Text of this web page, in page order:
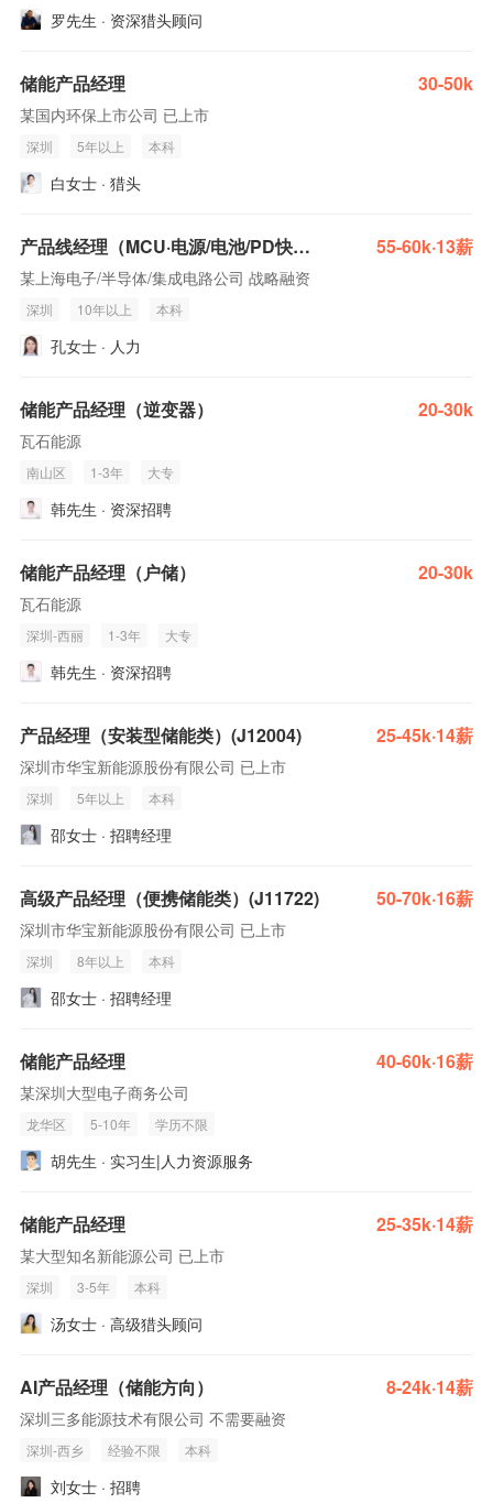
罗先生 · 资深猎头顾问
储能产品经理 30-50k
某国内环保上市公司 已上市
深圳 5年以上 本科
白女士 · 猎头
产品线经理（MCU·电源/电池/PD快充）—深圳 55-60k·13薪
某上海电子/半导体/集成电路公司 战略融资
深圳 10年以上 本科
孔女士 · 人力
储能产品经理（逆变器） 20-30k
瓦石能源
南山区 1-3年 大专
韩先生 · 资深招聘
储能产品经理（户储） 20-30k
瓦石能源
深圳-西丽 1-3年 大专
韩先生 · 资深招聘
产品经理（安装型储能类）(J12004) 25-45k·14薪
深圳市华宝新能源股份有限公司 已上市
深圳 5年以上 本科
邵女士 · 招聘经理
高级产品经理（便携储能类）(J11722) 50-70k·16薪
深圳市华宝新能源股份有限公司 已上市
深圳 8年以上 本科
邵女士 · 招聘经理
储能产品经理 40-60k·16薪
某深圳大型电子商务公司
龙华区 5-10年 学历不限
胡先生 · 实习生|人力资源服务
储能产品经理 25-35k·14薪
某大型知名新能源公司 已上市
深圳 3-5年 本科
汤女士 · 高级猎头顾问
AI产品经理（储能方向） 8-24k·14薪
深圳三多能源技术有限公司 不需要融资
深圳-西乡 经验不限 本科
刘女士 · 招聘